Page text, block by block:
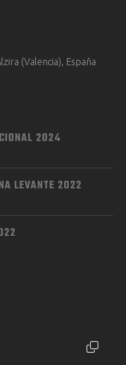
(Valencia), España
2024
LEVANTE 2022